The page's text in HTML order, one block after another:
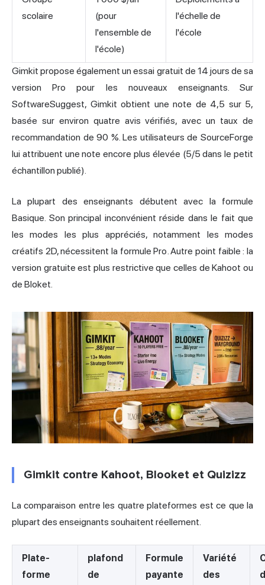
scolaire
(pour
l'ensemble de
l'école)
l'échelle de
l'école
Gimkit propose également un essai gratuit de 14 jours de sa
version Pro pour les nouveaux enseignants. Sur
SoftwareSuggest, Gimkit obtient une note de 4,5 sur 5,
basée sur environ quatre avis vérifiés, avec un taux de
recommandation de 90 %. Les utilisateurs de SourceForge
lui attribuent une note encore plus élevée (5/5 dans le petit
échantillon publié).
La plupart des enseignants débutent avec la formule
Basique. Son principal inconvénient réside dans le fait que
les modes les plus appréciés, notamment les modes
créatifs 2D, nécessitent la formule Pro. Autre point faible : la
version gratuite est plus restrictive que celles de Kahoot ou
de Bloket.
Gimkit contre Kahoot, Blooket et Quizizz
La comparaison entre les quatre plateformes est ce que la
plupart des enseignants souhaitent réellement.
Plate-
forme
plafond
de
Formule
payante
Variété
des